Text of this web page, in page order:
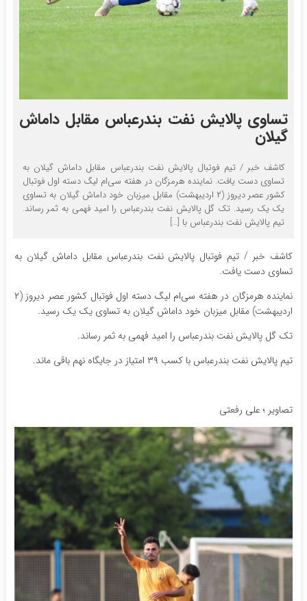
تساوی پالایش نفت بندرعباس مقابل داماش
گیلان
کاشف خبر / تیم فوتبال پالایش نفت بندرعباس مقابل داماش گیلان به
تساوی دست یافت. نماینده هرمزگان در هفته سی‌ام لیگ دسته اول فوتبال
کشور عصر دیروز (۲ اردیبهشت) مقابل میزبان خود داماش گیلان به تساوی
یک یک رسید. تک گل پالایش نفت بندرعباس را امید فهمی به ثمر رساند.
تیم پالایش نفت بندرعباس با […]
کاشف خبر / تیم فوتبال پالایش نفت بندرعباس مقابل داماش گیلان به
تساوی دست یافت.
نماینده هرمزگان در هفته سی‌ام لیگ دسته اول فوتبال کشور عصر دیروز (۲
اردیبهشت) مقابل میزبان خود داماش گیلان به تساوی یک یک رسید.
تک گل پالایش نفت بندرعباس را امید فهمی به ثمر رساند.
تیم پالایش نفت بندرعباس با کسب ۳۹ امتیاز در جایگاه نهم باقی ماند.
تصاویر ؛ علی رفعتی